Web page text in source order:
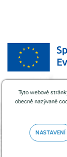
2023 © Všechna
Tyto webové
obecně nazývané
NASTAVENÍ